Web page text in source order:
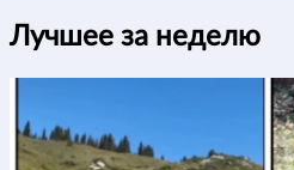
Лучшее за неделю